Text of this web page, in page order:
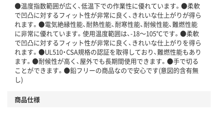
●温度指数範囲が広く、低温下での作業性に優れています。●柔軟
で凹凸に対するフィット性が非常に良く、きれいな仕上がりが得ら
れます。●電気絶縁性能、耐熱性能、耐寒性能、耐候性能、難燃性能
に非常に優れています。使用温度範囲は、-18～105℃です。●柔軟
で凹凸に対するフィット性が非常に良く、きれいな仕上がりを得ら
れます。●UL510・CSA規格の認証を取得しており、難燃性能もあり
ます。●耐候性が高く、屋外でも長期間使用できます。●手で切る
ことができます。●鉛フリーの商品なので安心です(意図的含有無
し)
商品仕様